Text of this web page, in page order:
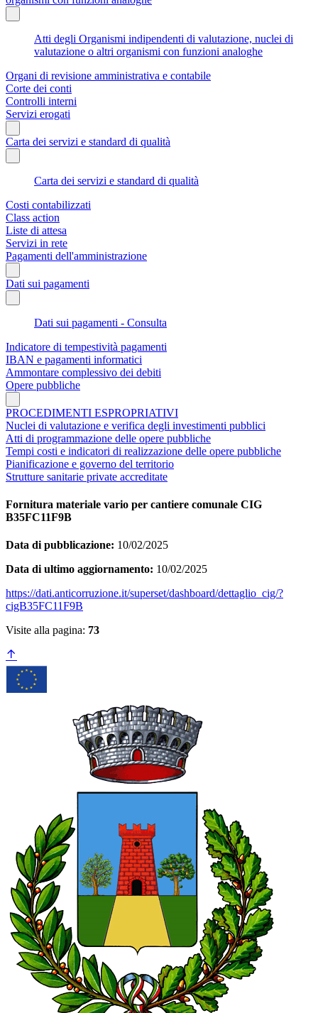
Atti degli Organismi indipendenti di valutazione, nuclei di
valutazione o altri organismi con funzioni analoghe
Organi di revisione amministrativa e contabile
Corte dei conti
Controlli interni
Servizi erogati
Carta dei servizi e standard di qualità
Carta dei servizi e standard di qualità
Costi contabilizzati
Class action
Liste di attesa
Servizi in rete
Pagamenti dell'amministrazione
Dati sui pagamenti
Dati sui pagamenti - Consulta
Indicatore di tempestività pagamenti
IBAN e pagamenti informatici
Ammontare complessivo dei debiti
Opere pubbliche
PROCEDIMENTI ESPROPRIATIVI
Nuclei di valutazione e verifica degli investimenti pubblici
Atti di programmazione delle opere pubbliche
Tempi costi e indicatori di realizzazione delle opere pubbliche
Pianificazione e governo del territorio
Strutture sanitarie private accreditate
Fornitura materiale vario per cantiere comunale CIG
B35FC11F9B
Data di pubblicazione: 10/02/2025
Data di ultimo aggiornamento: 10/02/2025
https://dati.anticorruzione.it/superset/dashboard/dettaglio_cig/?
cigB35FC11F9B
Visite alla pagina: 73